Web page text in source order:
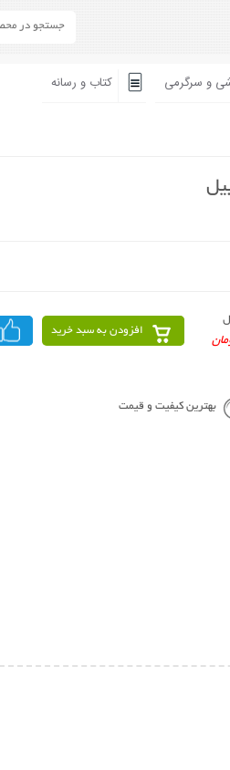
و سرگرمی کتاب و رسانه
افزودن به سبد خرید
بهترین کیفیت و قیمت